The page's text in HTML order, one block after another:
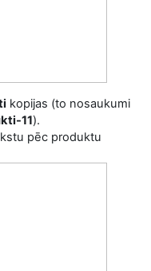
kopijas (to nosaukumi
11).
pēc produktu